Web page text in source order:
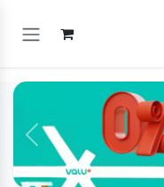
التالي